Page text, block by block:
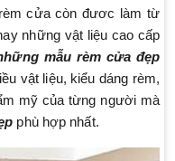
cửa còn đươc làm từ
những vật liệu cao cấp
mẫu rèm cửa đẹp
vật liệu, kiểu dáng rèm,
mỹ của từng người mà
phù hợp nhất.